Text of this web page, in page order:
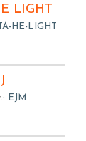
LIGHT
HE-LIGHT
EJM